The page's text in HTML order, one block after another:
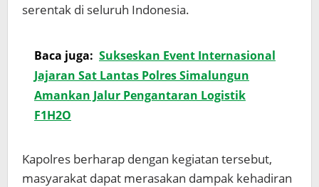
serentak di seluruh Indonesia.
Baca juga: Sukseskan Event Internasional
Jajaran Sat Lantas Polres Simalungun
Amankan Jalur Pengantaran Logistik
F1H2O
Kapolres berharap dengan kegiatan tersebut,
masyarakat dapat merasakan dampak kehadiran